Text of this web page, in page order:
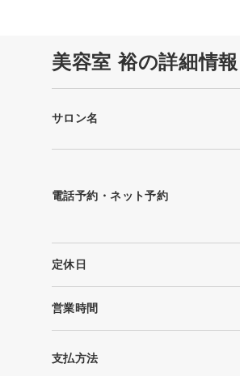
美容室 裕の詳細情報
サロン名
電話予約・ネット予約
定休日
営業時間
支払方法